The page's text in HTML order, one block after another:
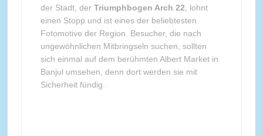
der Stadt, der Triumphbogen Arch 22 , lohnt
einen Stopp und ist eines der beliebtesten
Fotomotive der Region. Besucher, die nach
ungewöhnlichen Mitbringseln suchen, sollten
sich einmal auf dem berühmten Albert Market in
Banjul umsehen, denn dort werden sie mit
Sicherheit fündig.